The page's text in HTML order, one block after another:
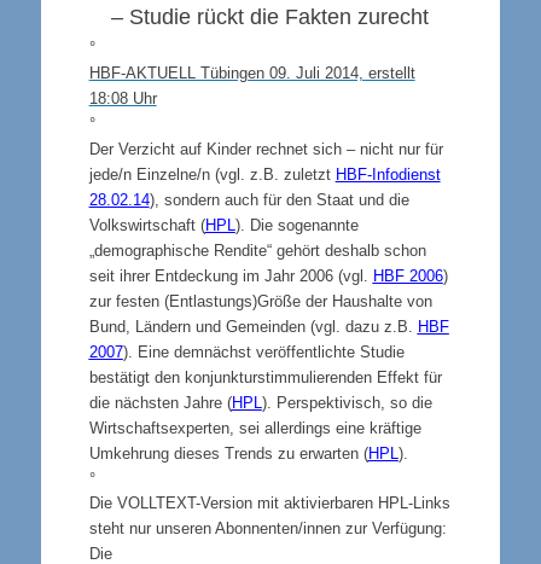
– Studie rückt die Fakten zurecht
°
HBF-AKTUELL Tübingen 09. Juli 2014, erstellt
18:08 Uhr
°
Der Verzicht auf Kinder rechnet sich – nicht nur für
jede/n Einzelne/n (vgl. z.B. zuletzt HBF-Infodienst
28.02.14), sondern auch für den Staat und die
Volkswirtschaft (HPL ). Die sogenannte
„demographische Rendite“ gehört deshalb schon
seit ihrer Entdeckung im Jahr 2006 (vgl. HBF 2006)
zur festen (Entlastungs)Größe der Haushalte von
Bund, Ländern und Gemeinden (vgl. dazu z.B. HBF
2007). Eine demnächst veröffentlichte Studie
bestätigt den konjunkturstimmulierenden Effekt für
die nächsten Jahre (HPL ). Perspektivisch, so die
Wirtschaftsexperten, sei allerdings eine kräftige
Umkehrung dieses Trends zu erwarten (HPL ).
°
Die VOLLTEXT-Version mit aktivierbaren HPL-Links
steht nur unseren Abonnenten/innen zur Verfügung:
Die